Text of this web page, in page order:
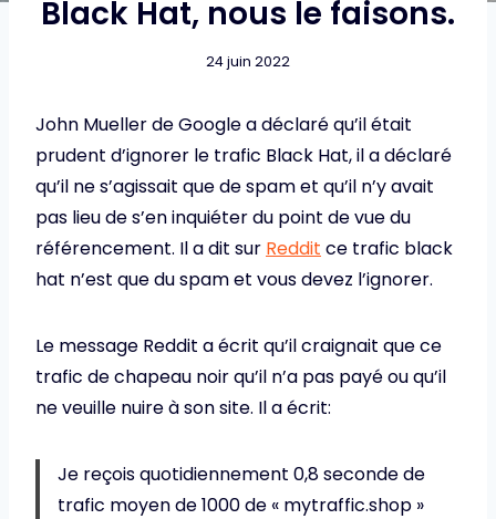
Black Hat, nous le faisons.
24 juin 2022
John Mueller de Google a déclaré qu’il était
prudent d’ignorer le trafic Black Hat, il a déclaré
qu’il ne s’agissait que de spam et qu’il n’y avait
pas lieu de s’en inquiéter du point de vue du
référencement. Il a dit sur Reddit ce trafic black
hat n’est que du spam et vous devez l’ignorer.
Le message Reddit a écrit qu’il craignait que ce
trafic de chapeau noir qu’il n’a pas payé ou qu’il
ne veuille nuire à son site. Il a écrit:
Je reçois quotidiennement 0,8 seconde de
trafic moyen de 1000 de « mytraffic.shop »